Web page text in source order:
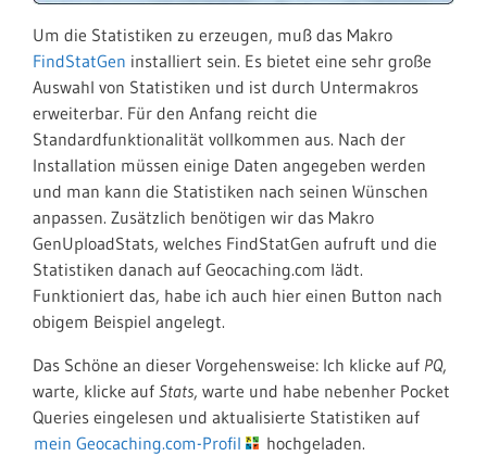
Um die Statistiken zu erzeugen, muß das Makro
FindStatGen installiert sein. Es bietet eine sehr große
Auswahl von Statistiken und ist durch Untermakros
erweiterbar. Für den Anfang reicht die
Standardfunktionalität vollkommen aus. Nach der
Installation müssen einige Daten angegeben werden
und man kann die Statistiken nach seinen Wünschen
anpassen. Zusätzlich benötigen wir das Makro
GenUploadStats, welches FindStatGen aufruft und die
Statistiken danach auf Geocaching.com lädt.
Funktioniert das, habe ich auch hier einen Button nach
obigem Beispiel angelegt.
Das Schöne an dieser Vorgehensweise: Ich klicke auf PQ,
warte, klicke auf Stats, warte und habe nebenher Pocket
Queries eingelesen und aktualisierte Statistiken auf
mein Geocaching.com-Profil
hochgeladen.